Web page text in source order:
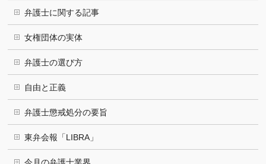
弁護士に関する記事
女権団体の実体
弁護士の選び方
自由と正義
弁護士懲戒処分の要旨
東弁会報「LIBRA」
今月の弁護士業界